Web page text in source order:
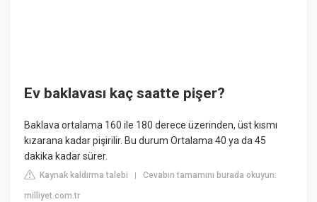
Ev baklavası kaç saatte pişer?
Baklava ortalama 160 ile 180 derece üzerinden, üst kısmı
kızarana kadar pişirilir. Bu durum Ortalama 40 ya da 45
dakika kadar sürer.
Kaynak kaldırma talebi |Cevabın tamamını burada okuyun:
milliyet.com.tr